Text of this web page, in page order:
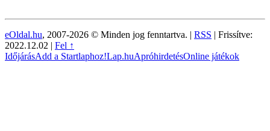
eOldal.hu, 2007-2026 © Minden jog fenntartva. | RSS | Frissítve:
2022.12.02 | Fel ↑
IdőjárásAdd a Startlaphoz!Lap.huApróhirdetésOnline játékok